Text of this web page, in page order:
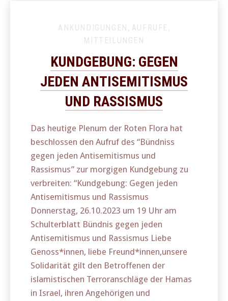
ANKÜNDIGUNGEN , AUFRUFE ,
MITTEILUNGEN
KUNDGEBUNG: GEGEN
JEDEN ANTISEMITISMUS
UND RASSISMUS
Das heutige Plenum der Roten Flora hat
beschlossen den Aufruf des “Bündniss
gegen jeden Antisemitismus und
Rassismus” zur morgigen Kundgebung zu
verbreiten: “Kundgebung: Gegen jeden
Antisemitismus und Rassismus
Donnerstag, 26.10.2023 um 19 Uhr am
Schulterblatt Bündnis gegen jeden
Antisemitismus und Rassismus Liebe
Genoss*innen, liebe Freund*innen,unsere
Solidarität gilt den Betroffenen der
islamistischen Terroranschläge der Hamas
in Israel, ihren Angehörigen und